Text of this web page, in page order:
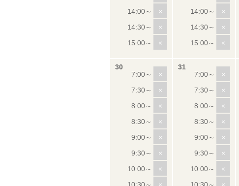
×
×
×
×
×
×
×
×
×
×
×
×
×
×
×
×
×
×
×
×